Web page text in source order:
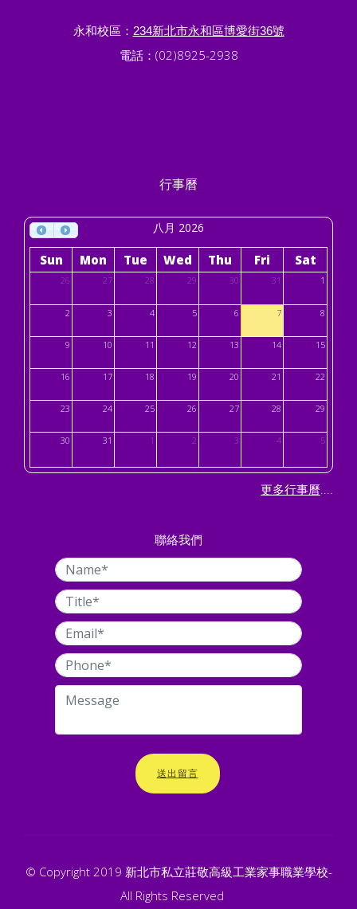
永和校區： 234新北市永和區博愛街36號
電話：(02)8925-2938
行事曆
八月 2026
Sun Mon Tue Wed Thu Fri Sat
26 27 28 29 30 31 1
2 3 4 5 6 7 8
9 10 11 12 13 14 15
16 17 18 19 20 21 22
23 24 25 26 27 28 29
30 31 1 2 3 4 5
更多行事曆....
聯絡我們
送出留言
© Copyright 2019 新北市私立莊敬高級工業家事職業學校-
All Rights Reserved